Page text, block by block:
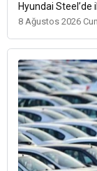
Hyundai Steel’de
8 Ağustos 2026